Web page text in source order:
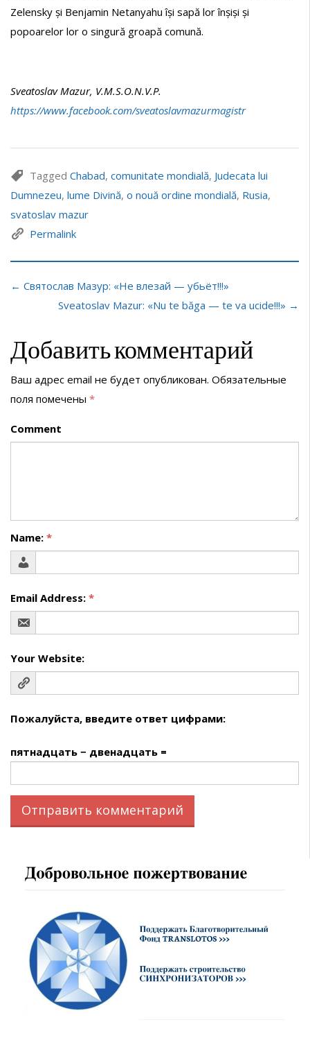
Zelensky și Benjamin Netanyahu își sapă lor înșiși și
popoarelor lor o singură groapă comună.
Sveatoslav Mazur, V.M.S.O.N.V.P.
https://www.facebook.com/sveatoslavmazurmagistr
Tagged Chabad, comunitate mondială, Judecata lui
Dumnezeu, lume Divină, o nouă ordine mondială, Rusia,
svatoslav mazur
Permalink
← Святослав Мазур: «Не влезай — убьёт!!!»
Sveatoslav Mazur: «Nu te băga — te va ucide!!!» →
Добавить комментарий
Ваш адрес email не будет опубликован. Обязательные
поля помечены *
Comment
Name: *
Email Address: *
Your Website:
Пожалуйста, введите ответ цифрами:
пятнадцать − двенадцать =